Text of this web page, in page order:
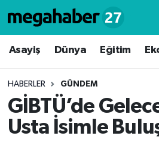
Asayiş Dünya Eğitim
HABERLER GÜNDEM
GİBTÜ’de
Usta İsimle
Hava Durumu
Süper Lig Puan Durumu ve
Tüm Manşetler